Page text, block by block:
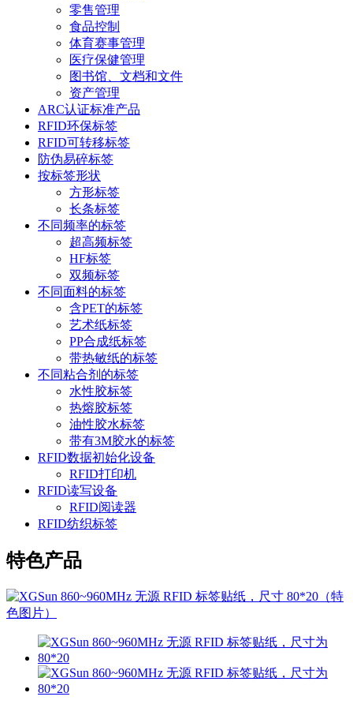
零售管理
食品控制
体育赛事管理
医疗保健管理
图书馆、文档和文件
资产管理
ARC认证标准产品
RFID环保标签
RFID可转移标签
防伪易碎标签
按标签形状
方形标签
长条标签
不同频率的标签
超高频标签
HF标签
双频标签
不同面料的标签
含PET的标签
艺术纸标签
PP合成纸标签
带热敏纸的标签
不同粘合剂的标签
水性胶标签
热熔胶标签
油性胶水标签
带有3M胶水的标签
RFID数据初始化设备
RFID打印机
RFID读写设备
RFID阅读器
RFID纺织标签
特色产品